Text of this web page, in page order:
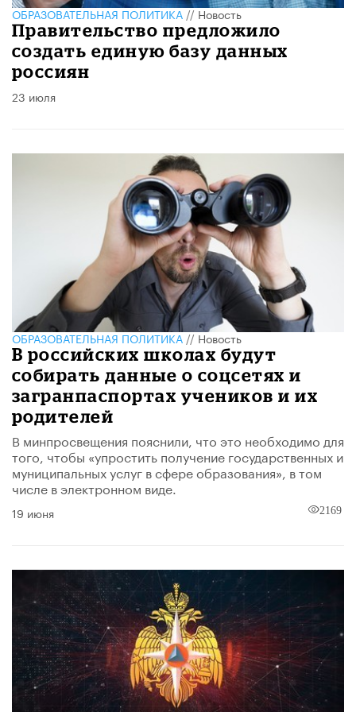
ОБРАЗОВАТЕЛЬНАЯ ПОЛИТИКА//Новость
Правительство предложило
создать единую базу данных
россиян
23 июля
ОБРАЗОВАТЕЛЬНАЯ ПОЛИТИКА//Новость
В российских школах будут
собирать данные о соцсетях и
загранпаспортах учеников и их
родителей
В минпросвещения пояснили, что это необходимо для
того, чтобы «упростить получение государственных и
муниципальных услуг в сфере образования», в том
числе в электронном виде.
19 июня 2169